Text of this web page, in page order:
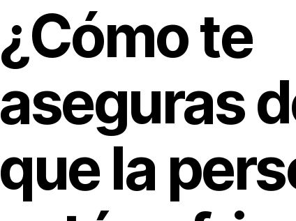
¿Cómo te
aseguras
que la